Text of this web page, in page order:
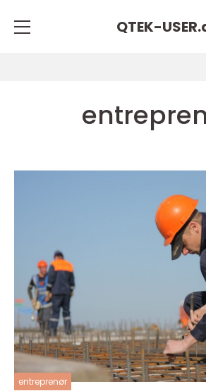
QTEK-USER.
entreprenør